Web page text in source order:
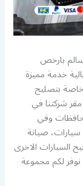
بارخص
خدمة مميزة
بتصليح
شركتنا في
وفي
صيانة
السيارات الاخرى
لكم مجموعة